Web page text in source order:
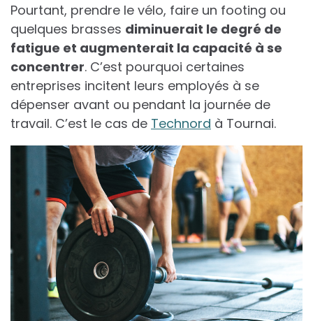
Pourtant, prendre le vélo, faire un footing ou
quelques brasses diminuerait le degré de
fatigue et augmenterait la capacité à se
concentrer. C’est pourquoi certaines
entreprises incitent leurs employés à se
dépenser avant ou pendant la journée de
travail. C’est le cas de Technord à Tournai.